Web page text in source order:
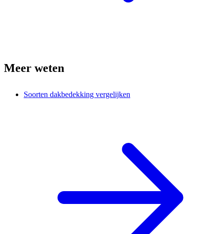
Meer weten
Soorten dakbedekking vergelijken